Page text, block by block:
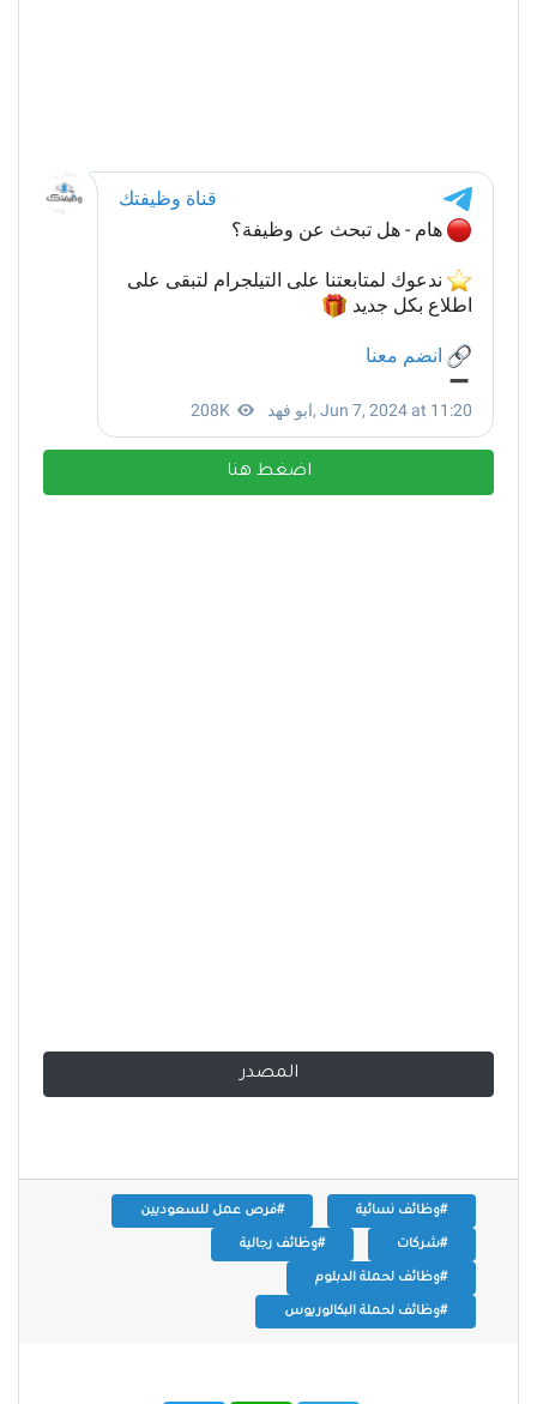
اضغط هنا
المصدر
#وظائف نسائية #فرص عمل للسعوديين
#شركات #وظائف رجالية
#وظائف لحملة الدبلوم
#وظائف لحملة البكالوريوس